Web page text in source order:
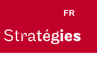
FR
Stratégies